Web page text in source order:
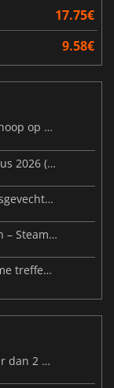
17.75€
9.58€
Steam Frame-prijs lekt uit en verplettert hoop op betaalbare VR
Niuwe Videogames van de week – augustus 2026 (week 32)
Palworld-update maakt Sunreach en baasgevechten stabieler
Microsoft könnte Project Helix neu planen – Steam-Support wackelt
Malware-kaarten en een Discord-overname treffen Meccha Chameleon
Resident Evil Veronica staat nu al op meer dan 2 miljoen verlanglijstjes